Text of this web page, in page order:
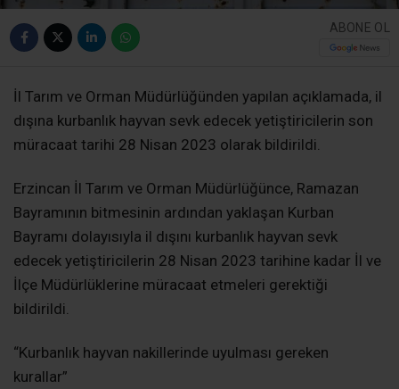
ABONE OL
İl Tarım ve Orman Müdürlüğünden yapılan açıklamada, il
dışına kurbanlık hayvan sevk edecek yetiştiricilerin son
müracaat tarihi 28 Nisan 2023 olarak bildirildi.
Erzincan İl Tarım ve Orman Müdürlüğünce, Ramazan
Bayramının bitmesinin ardından yaklaşan Kurban
Bayramı dolayısıyla il dışını kurbanlık hayvan sevk
edecek yetiştiricilerin 28 Nisan 2023 tarihine kadar İl ve
İlçe Müdürlüklerine müracaat etmeleri gerektiği
bildirildi.
“Kurbanlık hayvan nakillerinde uyulması gereken
kurallar”